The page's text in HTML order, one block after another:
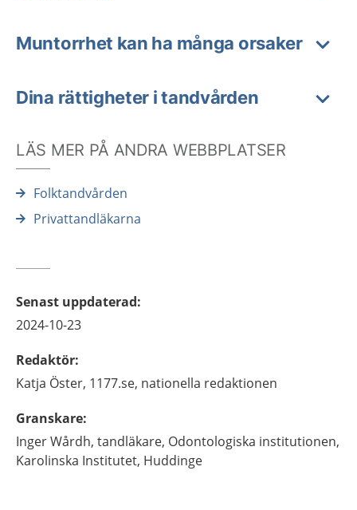
Muntorrhet kan ha många orsaker
Dina rättigheter i tandvården
LÄS MER PÅ ANDRA WEBBPLATSER
Folktandvården
Privattandläkarna
Senast uppdaterad:
2024-10-23
Redaktör:
Katja Öster, 1177.se, nationella redaktionen
Granskare:
IngerWårdh, tandläkare, Odontologiska institutionen,
Karolinska Institutet, Huddinge